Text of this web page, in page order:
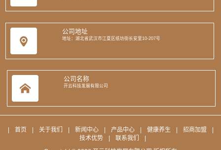
公司地址
地址：湖北省武汉市江夏区纸坊街长安里10-207号
公司名称
开云科技发展有限公司
首页 关于我们 新闻中心 产品中心 健康养生 招商加盟
技术优势
联系我们